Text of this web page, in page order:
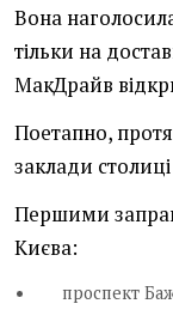
Вона
тільки на
МакДрайв
Поетапно,
заклади
Першими
Києва:
проспект